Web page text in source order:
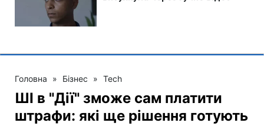
Головна » Бізнес » Tech
ШІ в "Дії" зможе сам платити
штрафи: які ще рішення готують